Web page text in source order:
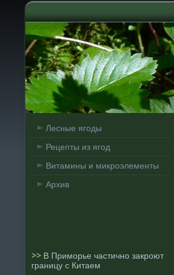
Лесные ягоды
Рецепты из ягод
Витамины и микроэлементы
Архив
>> В Приморье частично закроют
границу с Китаем